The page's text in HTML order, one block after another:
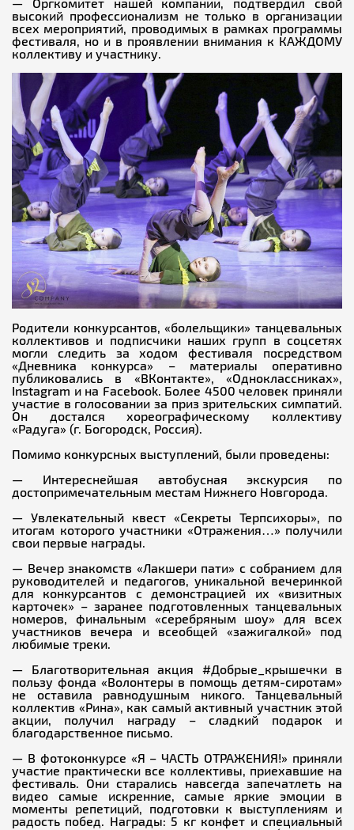
высокий профессионализм не только в организации
всех мероприятий, проводимых в рамках программы
фестиваля, но и в проявлении внимания к КАЖДОМУ
коллективу и участнику.
Родители конкурсантов, «болельщики» танцевальных
коллективов и подписчики наших групп в соцсетях
могли следить за ходом фестиваля посредством
«Дневника конкурса» – материалы оперативно
публиковались в «ВКонтакте», «Одноклассниках»,
Instagram и на Facebook. Более 4500 человек приняли
участие в голосовании за приз зрительских симпатий.
Он достался хореографическому коллективу
«Радуга» (г. Богородск, Россия).
Помимо конкурсных выступлений, были проведены:
— Интереснейшая автобусная экскурсия по
достопримечательным местам Нижнего Новгорода.
— Увлекательный квест «Секреты Терпсихоры», по
итогам которого участники «Отражения…» получили
свои первые награды.
— Вечер знакомств «Лакшери пати» с собранием для
руководителей и педагогов, уникальной вечеринкой
для конкурсантов с демонстрацией их «визитных
карточек» – заранее подготовленных танцевальных
номеров, финальным «серебряным шоу» для всех
участников вечера и всеобщей «зажигалкой» под
любимые треки.
— Благотворительная акция #Добрые_крышечки в
пользу фонда «Волонтеры в помощь детям-сиротам»
не оставила равнодушным никого. Танцевальный
коллектив «Рина», как самый активный участник этой
акции, получил награду – сладкий подарок и
благодарственное письмо.
— В фотоконкурсе «Я – ЧАСТЬ ОТРАЖЕНИЯ!» приняли
участие практически все коллективы, приехавшие на
фестиваль. Они старались навсегда запечатлеть на
видео самые искренние, самые яркие эмоции в
моменты репетиций, подготовки к выступлениям и
радость побед. Награды: 5 кг конфет и специальный